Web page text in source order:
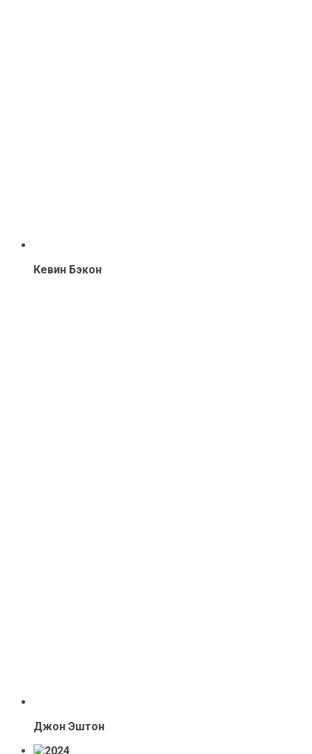
Кевин Бэкон
Джон Эштон